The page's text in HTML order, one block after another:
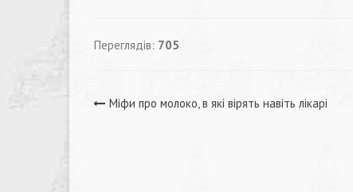
Переглядів: 705
Навігація
Міфи про молоко, в які вірять навіть лікарі